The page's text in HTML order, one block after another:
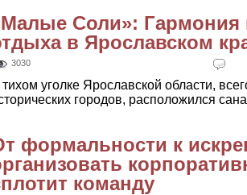
Соли»: Гармония
в Ярославском
3030
уголке Ярославской области,
городов, расположился
формальности к
команду